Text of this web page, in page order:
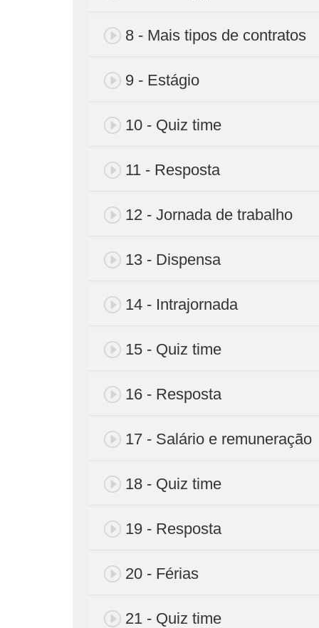
8 - Mais tipos de contratos
9 - Estágio
10 - Quiz time
11 - Resposta
12 - Jornada de trabalho
13 - Dispensa
14 - Intrajornada
15 - Quiz time
16 - Resposta
17 - Salário e remuneração
18 - Quiz time
19 - Resposta
20 - Férias
21 - Quiz time